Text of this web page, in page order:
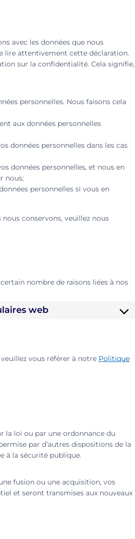
avec les données que nous
lire attentivement cette déclaration.
sur la confidentialité. Cela signifie,
personnelles. Nous faisons cela
aux données personnelles
données personnelles dans les cas
données personnelles, et nous en
nous;
personnelles si vous en
conservons, veuillez nous
nombre de raisons liées à nos
web
vous référer à notre Politique
la loi ou par une ordonnance du
par d’autres dispositions de la
à la sécurité publique.
fusion ou une acquisition, vos
et seront transmises aux nouveaux